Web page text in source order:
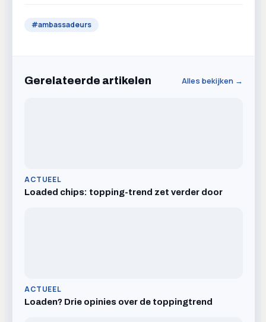
#ambassadeurs
Gerelateerde artikelen Alles bekijken →
ACTUEEL
Loaded chips: topping-trend zet verder door
ACTUEEL
Loaden? Drie opinies over de toppingtrend